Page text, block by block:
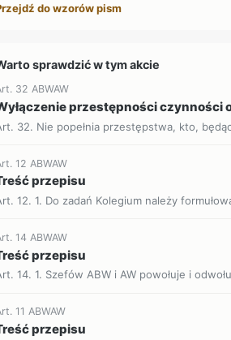
do wzorów pism
sprawdzić w tym akcie
32 ABWAW
przestępności czynności
32. Nie popełnia przestępstwa, kto,
12 ABWAW
przepisu
12. 1. Do zadań Kolegium należy
14 ABWAW
przepisu
14. 1. Szefów ABW i AW powołuje i
11 ABWAW
przepisu